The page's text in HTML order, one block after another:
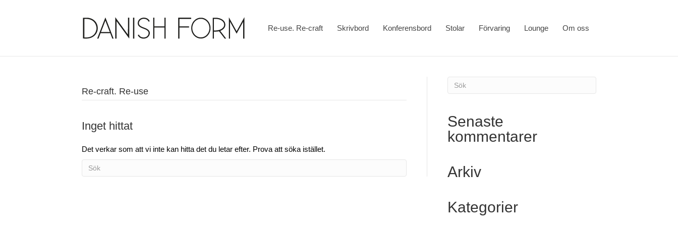
Re-use. Re-craft Skrivbord Konferensbord Stolar Förvaring Lounge Om oss
Re-craft. Re-use
Inget hittat
Det verkar som att vi inte kan hitta det du letar efter. Prova att söka istället.
Senaste
kommentarer
Arkiv
Kategorier